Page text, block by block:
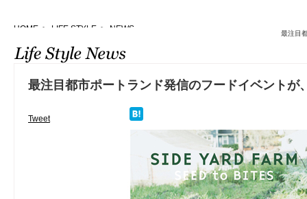
最注目
HOME > LIFE STYLE > NEWS
最注目都市ポートランド発信のフードイベントが
Tweet